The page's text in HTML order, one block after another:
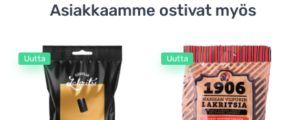
Asiakkaamme ostivat myös
Uutta Uutta